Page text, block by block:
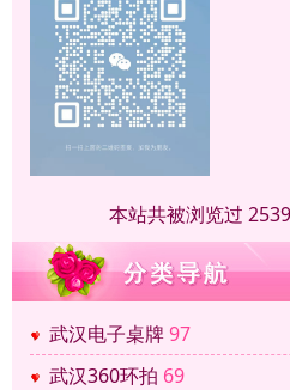
本站共被浏览过
武汉电子桌牌97
武汉360环拍 69